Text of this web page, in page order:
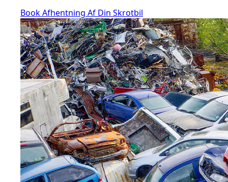
Book Afhentning Af Din Skrotbil